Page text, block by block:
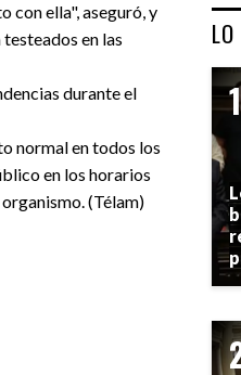
con ella", aseguró, y
en las
durante el
normal en todos los
en los horarios
(Télam)